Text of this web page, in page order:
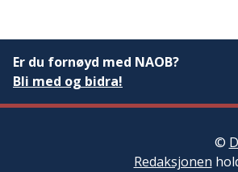
Er du fornøyd med NAOB?
Bli med og bidra!
©
Redaksjonen